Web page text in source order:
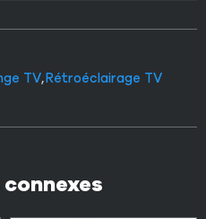
TV,Rétroéclairage TV